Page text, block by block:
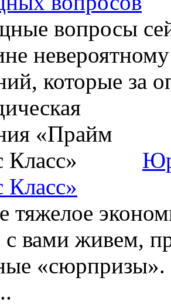
вопросы
которые за
Класс»
тяжелое
с вами живем,
«сюрпризы».